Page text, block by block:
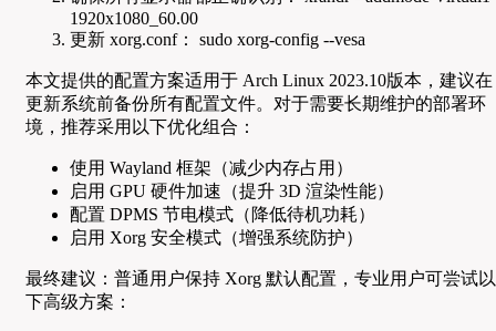
1920x1080_60.00
更新 xorg.conf： sudo xorg-config --vesa
本文提供的配置方案适用于 Arch Linux 2023.10版本，建议在
更新系统前备份所有配置文件。对于需要长期维护的部署环
境，推荐采用以下优化组合：
使用 Wayland 框架（减少内存占用）
启用 GPU 硬件加速（提升 3D 渲染性能）
配置 DPMS 节电模式（降低待机功耗）
启用 Xorg 安全模式（增强系统防护）
最终建议：普通用户保持 Xorg 默认配置，专业用户可尝试以
下高级方案：